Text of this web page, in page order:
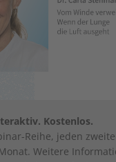
Kostenlos.
Reihe, jeden
Weitere